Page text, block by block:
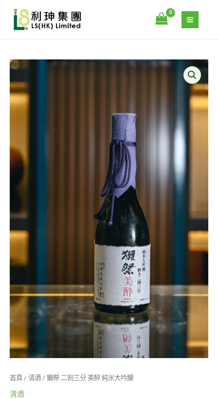
首頁 / 清酒 / 獺祭 二割三分 美醉 純米大吟醸
清酒
獺
二
醉
純
數
量
分
米
大
吟
醸
數